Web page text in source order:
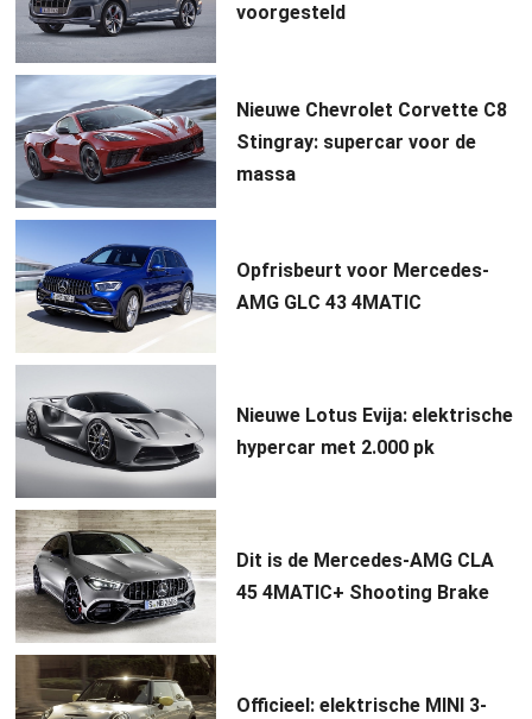
voorgesteld
Nieuwe Chevrolet Corvette C8
Stingray: supercar voor de
massa
Opfrisbeurt voor Mercedes-
AMG GLC 43 4MATIC
Nieuwe Lotus Evija: elektrische
hypercar met 2.000 pk
Dit is de Mercedes-AMG CLA
45 4MATIC+ Shooting Brake
Officieel: elektrische MINI 3-